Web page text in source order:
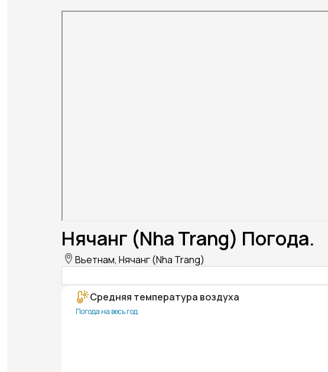
Нячанг (Nha Trang) Погода.
Вьетнам, Нячанг (Nha Trang)
Средняя температура воздуха
Погода на весь год